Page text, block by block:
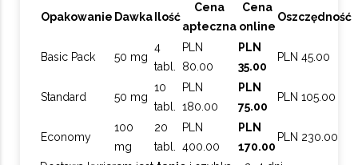
Opakowanie Dawka Ilość
Cena
apteczna
Cena
online
Oszczędność
Basic Pack 50 mg
4
tabl.
PLN
80.00
PLN
35.00
PLN 45.00
Standard 50 mg
10
tabl.
PLN
180.00
PLN
75.00
PLN 105.00
Economy
100
mg
20
tabl.
PLN
400.00
PLN
170.00
PLN 230.00